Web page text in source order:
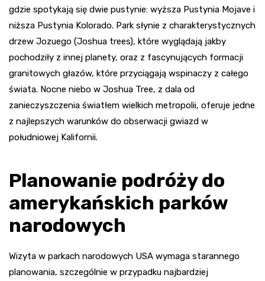
gdzie spotykają się dwie pustynie: wyższa Pustynia Mojave i
niższa Pustynia Kolorado. Park słynie z charakterystycznych
drzew Jozuego (Joshua trees), które wyglądają jakby
pochodziły z innej planety, oraz z fascynujących formacji
granitowych głazów, które przyciągają wspinaczy z całego
świata. Nocne niebo w Joshua Tree, z dala od
zanieczyszczenia światłem wielkich metropolii, oferuje jedne
z najlepszych warunków do obserwacji gwiazd w
południowej Kalifornii.
Planowanie podróży do
amerykańskich parków
narodowych
Wizyta w parkach narodowych USA wymaga starannego
planowania, szczególnie w przypadku najbardziej